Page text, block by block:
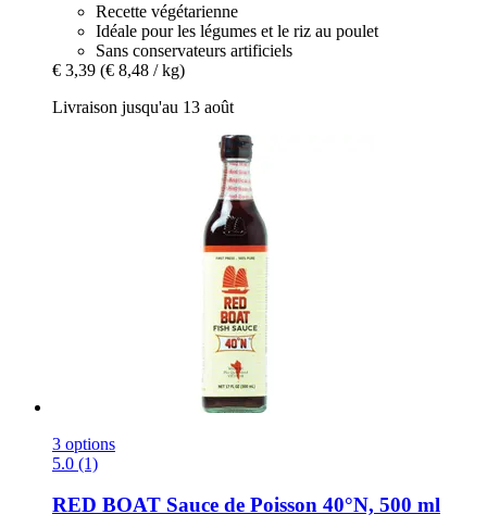
Recette végétarienne
Idéale pour les légumes et le riz au poulet
Sans conservateurs artificiels
€ 3,39 (€ 8,48 / kg)
Livraison jusqu'au 13 août
3 options
5.0 (1)
RED BOAT Sauce de Poisson 40°N, 500 ml